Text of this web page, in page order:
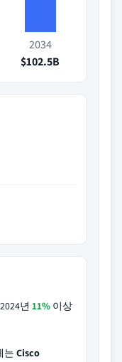
2034
$102.5B
년 11% 이상
는 Cisco